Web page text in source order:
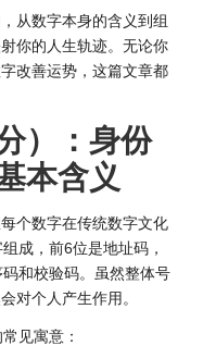
从数字本身的含义到组
你的人生轨迹。无论你
改善运势 ，这篇文章都
）：身份
本含义
个数字在传统数字文化
成，前6位是地址码，
和校验码。虽然整体号
对个人产生作用。
见寓意：